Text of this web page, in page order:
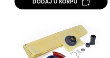
Revestech Linear Basic
kanalica sa 3m2
membrane
25.043,00 RSD / kom
DODAJ U KORPU